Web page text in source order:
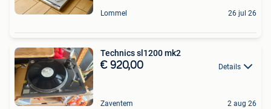
Lommel 26 jul 26
Technics sl1200 mk2
€ 920,00 Details
Zaventem 2 aug 26